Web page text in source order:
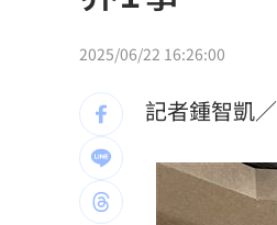
女股神加碼狂
2025/06/22 16:26:00
記者鍾智凱